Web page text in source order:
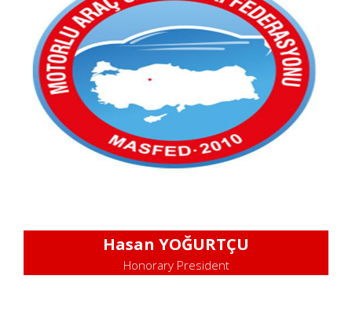
Hasan YOĞURTÇU
Honorary President